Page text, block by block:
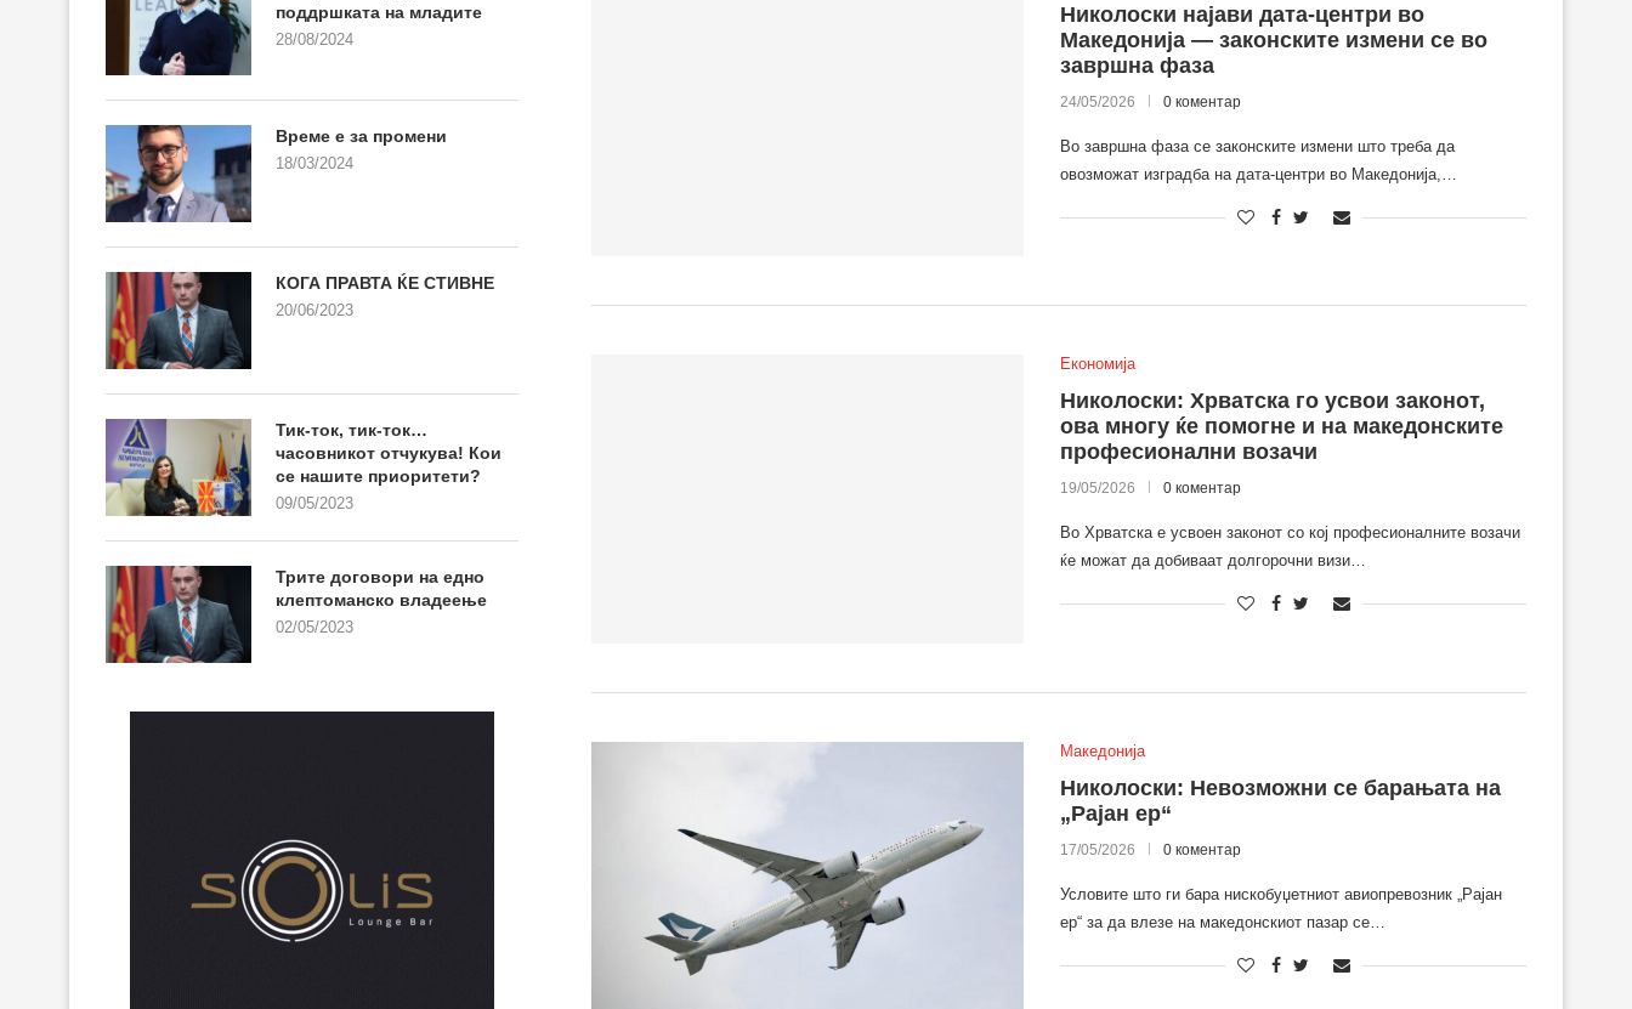
Николоски најави дата-центри во
Македонија — законските измени се во
завршна фаза
24/05/2026 0 коментар
Во завршна фаза се законските измени што треба да
овозможат изградба на дата-центри во Македонија,…
Економија
Николоски: Хрватска го усвои законот,
ова многу ќе помогне и на македонските
професионални возачи
19/05/2026 0 коментар
Во Хрватска е усвоен законот со кој професионалните возачи
ќе можат да добиваат долгорочни визи…
Македонија
Николоски: Невозможни се барањата на
„Рајан ер“
17/05/2026 0 коментар
Условите што ги бара нискобуџетниот авиопревозник „Рајан
ер“ за да влезе на македонскиот пазар се…
поддршката на младите
28/08/2024
Време е за промени
18/03/2024
КОГА ПРАВТА ЌЕ СТИВНЕ
20/06/2023
Тик-ток, тик-ток…
часовникот отчукува! Кои
се нашите приоритети?
09/05/2023
Трите договори на едно
клептоманско владеење
02/05/2023